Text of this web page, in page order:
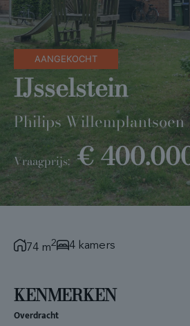
AANGEKOCHT
IJsselstein
Philips Willemplantsoen
Vraagprijs: €
74 m2 4 kamers
KENMERKEN
Overdracht